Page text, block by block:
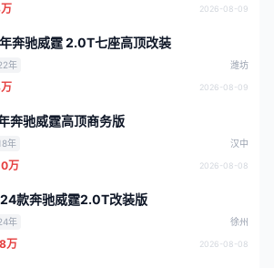
2026-08-09
奔驰威霆 2.0T七座高顶改装
年 潍坊
2026-08-09
奔驰威霆高顶商务版
年 汉中
万 2026-08-08
款奔驰威霆2.0T改装版
年 徐州
万 2026-08-08